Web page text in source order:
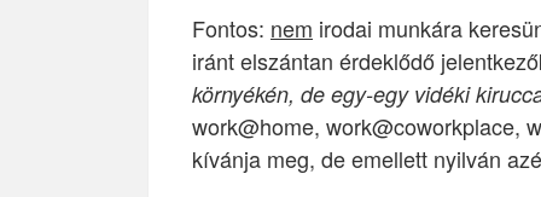
Fontos: nem irodai munkára
iránt elszántan érdeklődő
környékén, de egy-egy vidéki
work@home, work@coworkplace,
kívánja meg, de emellett nyilván